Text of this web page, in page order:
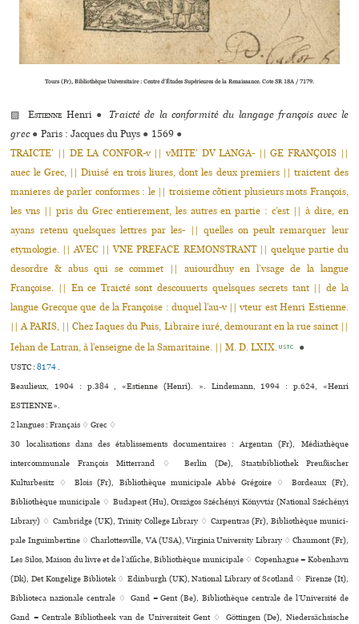
Tours (Fr), Bibliothèque Universitaire : Centre d’Études Supérieures de la Renaissance. Cote SR 18A / 7179.
▨Estienne Henri ● Traicté de la conformité du langage françois avec le
grec ● Paris : Jacques du Puys ● 1569 ●
TRAICTE’ || DE LA CONFOR-v || vMITE’ DV LANGA- || GE FRANÇOIS ||
auec le Grec, || Diuisé en trois liures, dont les deux premiers || traictent des
manieres de parler conformes : le || troisieme cõtient plusieurs mots François,
les vns || pris du Grec entierement, les autres en partie : c’est || à dire, en
ayans retenu quelsques lettres par les- || quelles on peult remarquer leur
etymologie. || AVEC || VNE PREFACE REMONSTRANT || quelque partie du
desordre & abus qui se commet || auiourdhuy en l’vsage de la langue
Françoise. || En ce Traicté sont descouuerts quelsques secrets tant || de la
langue Grecque que de la Françoise : duquel l’au-v || vteur est Henri Estienne.
|| A PARIS, || Chez Iaques du Puis, Libraire iuré, demourant en la rue sainct ||
Iehan de Latran, à l’enseigne de la Samaritaine. || M. D. LXIX. USTC ●
USTC :8174.
Beaulieux, 1904 : p.384 , «Estienne (Henri). ». Lindemann, 1994 : p.624, «Henri
ESTIENNE».
2 langues :Français ♢Grec ♢
30 localisations dans des établissements documentaires : Argentan (Fr), Médiathèque
intercommunale François Mitterrand ♢ Berlin (De), Staatsbibliothek Preußischer
Kulturbesitz ♢ Blois (Fr), Bibliothèque muni­ci­pale Abbé Grégoire ♢ Bordeaux (Fr),
Bibliothèque muni­ci­pale ♢ Budapest (Hu), Országos Széchényi Könyvtár (National Széchényi
Library) ♢ Cambridge (UK), Trinity College Library ♢ Carpentras (Fr), Bibliothèque muni­ci­
pale Inguimbertine ♢ Charlottesville, VA (USA), Virginia University Library ♢ Chaumont (Fr),
Les Silos, Maison du livre et de l’affi­che, Bibliothèque muni­ci­pale ♢ Copenhague = København
(Dk), Det Kongelige Bibliotek ♢ Edinburgh (UK), National Library of Scotland ♢ Firenze (It),
Biblioteca nazio­nale cen­trale ♢ Gand = Gent (Be), Bibliothèque centrale de l’Université de
Gand = Centrale Bibliotheek van de Universiteit Gent ♢ Göttingen (De), Niedersächsische